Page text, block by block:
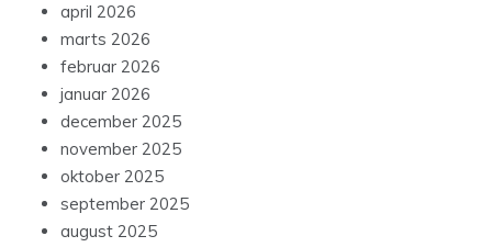
april 2026
marts 2026
februar 2026
januar 2026
december 2025
november 2025
oktober 2025
september 2025
august 2025